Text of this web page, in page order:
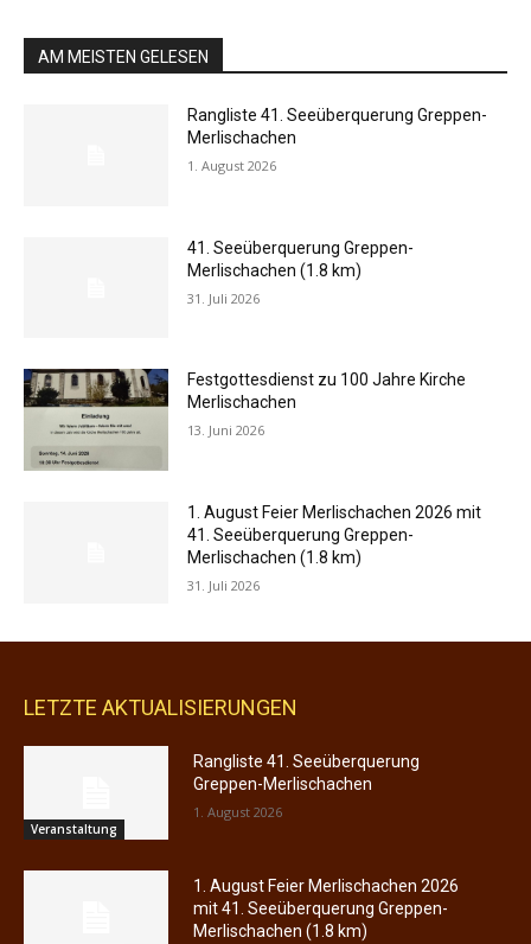
AM MEISTEN GELESEN
Rangliste 41. Seeüberquerung Greppen-
Merlischachen
1. August 2026
41. Seeüberquerung Greppen-
Merlischachen (1.8 km)
31. Juli 2026
Festgottesdienst zu 100 Jahre Kirche
Merlischachen
13. Juni 2026
1. August Feier Merlischachen 2026 mit
41. Seeüberquerung Greppen-
Merlischachen (1.8 km)
31. Juli 2026
LETZTE AKTUALISIERUNGEN
Veranstaltung
Rangliste 41. Seeüberquerung
Greppen-Merlischachen
1. August 2026
1. August Feier Merlischachen 2026
mit 41. Seeüberquerung Greppen-
Merlischachen (1.8 km)